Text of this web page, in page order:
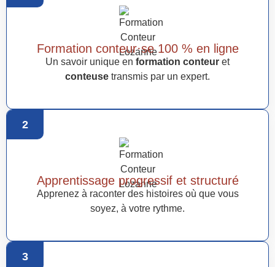
Formation conteur·se 100 % en ligne
Un savoir unique en formation conteur et
conteuse transmis par un expert.
2
Apprentissage progressif et structuré
Apprenez à raconter des histoires où que vous
soyez, à votre rythme.
3